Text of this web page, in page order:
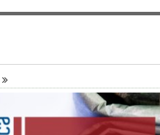
Congo-Kinshasa:Compromis